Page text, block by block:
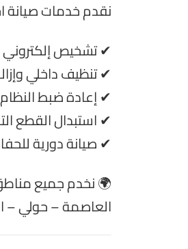
نقدم خدمات صيانة
✔ تشخيص
✔ تنظيف داخلي
✔ إعادة ضبط
✔ استبدال القطع
✔ صيانة دورية
🌍 نخدم جميع
العاصمة – حولي –